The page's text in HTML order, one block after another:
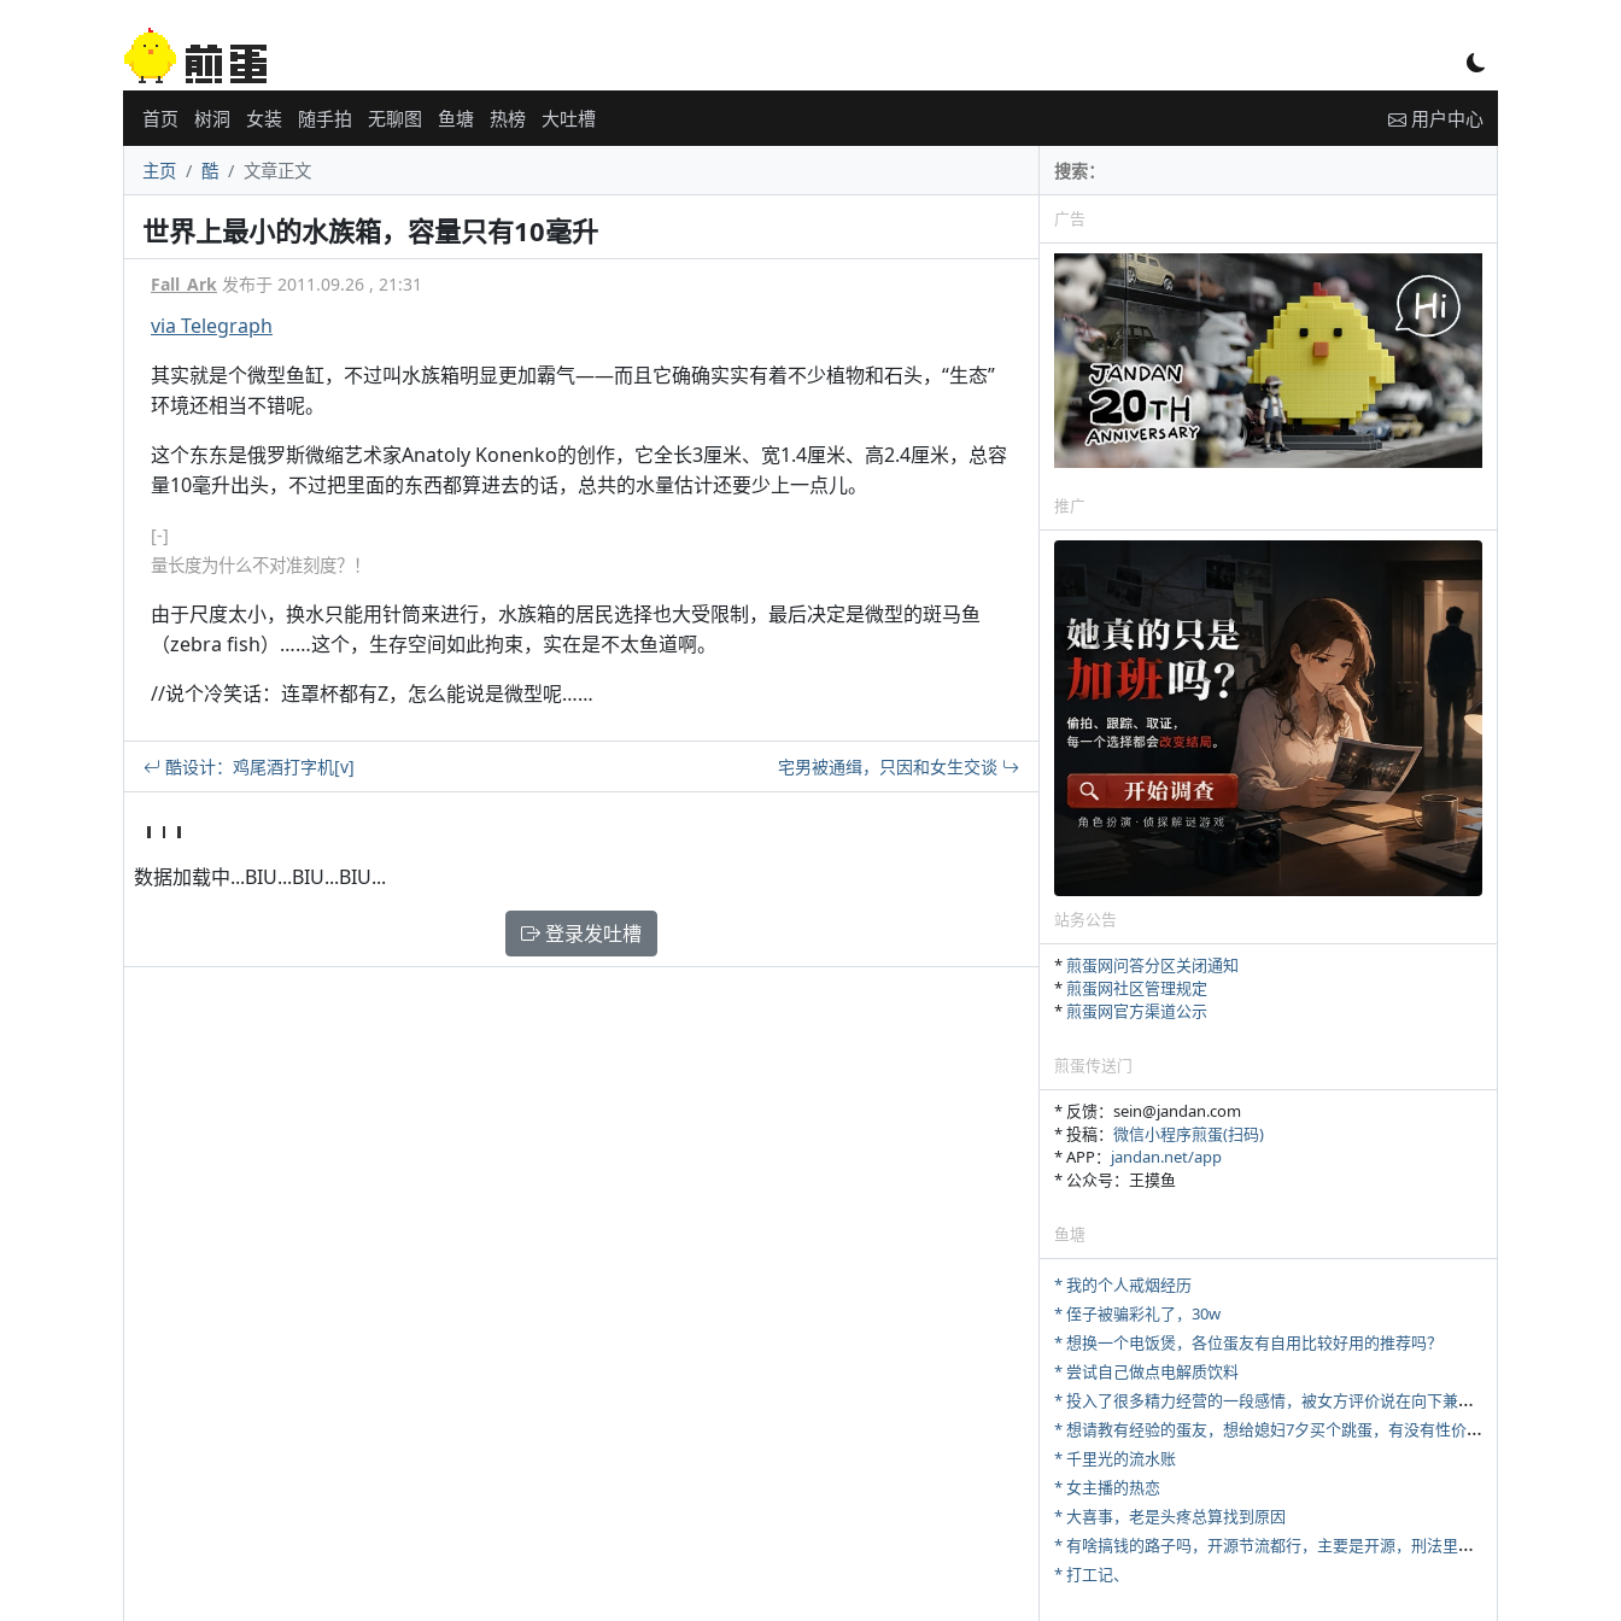
首页 树洞 女装 随手拍 无聊图 鱼塘 热榜 大吐槽 用户中心
主页 酷 文章正文
世界上最小的水族箱，容量只有10毫升
Fall_Ark 发布于 2011.09.26 , 21:31
via Telegraph
其实就是个微型鱼缸，不过叫水族箱明显更加霸气——而且它确确实实有着不少植物和石头，“生态”
环境还相当不错呢。
这个东东是俄罗斯微缩艺术家Anatoly Konenko的创作，它全长3厘米、宽1.4厘米、高2.4厘米，总容
量10毫升出头，不过把里面的东西都算进去的话，总共的水量估计还要少上一点儿。
[-]
量长度为什么不对准刻度？！
由于尺度太小，换水只能用针筒来进行，水族箱的居民选择也大受限制，最后决定是微型的斑马鱼
（zebra fish）……这个，生存空间如此拘束，实在是不太鱼道啊。
//说个冷笑话：连罩杯都有Z，怎么能说是微型呢……
酷设计：鸡尾酒打字机[v] 宅男被通缉，只因和女生交谈
数据加载中...BIU...BIU...BIU...
登录发吐槽
广告
推广
站务公告
*煎蛋网问答分区关闭通知
*煎蛋网社区管理规定
*煎蛋网官方渠道公示
煎蛋传送门
* 反馈：sein@jandan.com
* 投稿： 微信小程序煎蛋(扫码)
* APP： jandan.net/app
* 公众号：王摸鱼
鱼塘
* 我的个人戒烟经历
* 侄子被骗彩礼了，30w
* 想换一个电饭煲，各位蛋友有自用比较好用的推荐吗？
* 尝试自己做点电解质饮料
*
投入了很多精力经营的一段感情，被女方评价说在向下兼容我，感觉有点破防
*
想请教有经验的蛋友，想给媳妇7夕买个跳蛋，有没有性价比高的推荐
* 千里光的流水账
* 女主播的热恋
* 大喜事，老是头疼总算找到原因
*
有啥搞钱的路子吗，开源节流都行，主要是开源，刑法里的咱不做
* 打工记、